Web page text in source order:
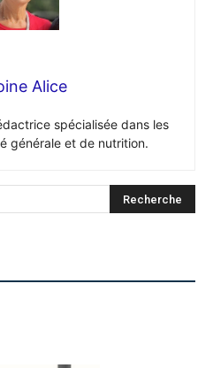
Alice
spécialisée dans les
générale et de nutrition.